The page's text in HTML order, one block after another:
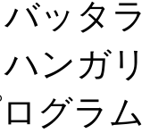
ッタ
ンガ
グラ